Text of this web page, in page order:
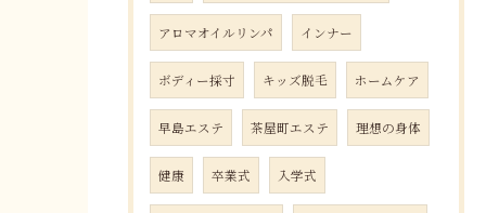
アロマオイルリンパ インナー
ボディー採寸 キッズ脱毛 ホームケア
早島エステ 茶屋町エステ 理想の身体
健康 卒業式 入学式